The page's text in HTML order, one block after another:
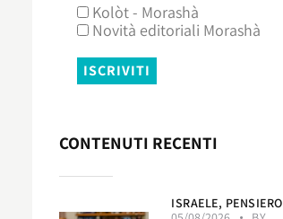
Kolòt - Morashà
Novità editoriali Morashà
CONTENUTI RECENTI
ISRAELE, PENSIERO